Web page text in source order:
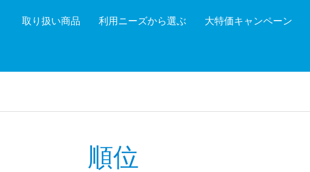
取り扱い商品 利用ニーズから選ぶ 大特価キャンペーン
順位